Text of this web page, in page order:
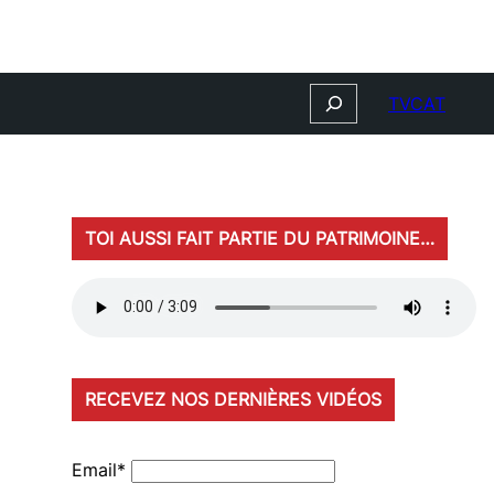
Search TVCAT
TOI AUSSI FAIT PARTIE DU PATRIMOINE…
RECEVEZ NOS DERNIÈRES VIDÉOS
Email*